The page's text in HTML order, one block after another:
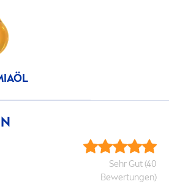
Sehr Gut (40
Bewertungen)